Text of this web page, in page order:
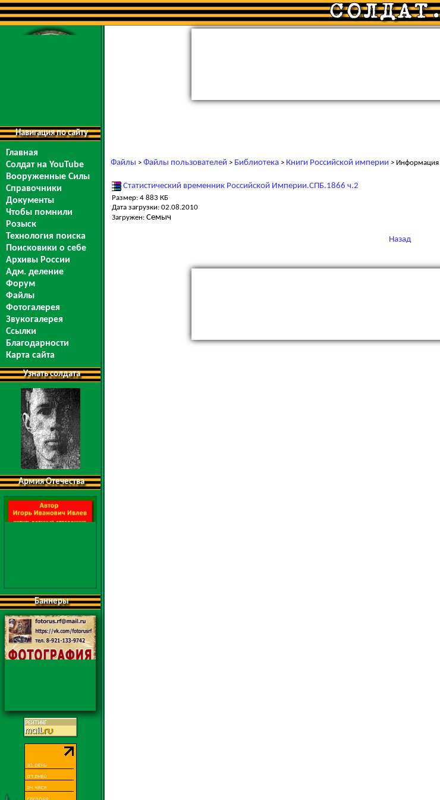
Навигация по сайту
Главная
Солдат на YouTube
Вооруженные Силы
Справочники
Документы
Чтобы помнили
Розыск
Технология поиска
Поисковики о себе
Архивы России
Адм. деление
Форум
Файлы
Фотогалерея
Звукогалерея
Ссылки
Благодарности
Карта сайта
Узнать солдата
Армия Отечества
Баннеры
Файлы > Файлы пользователей > Библиотека > Книги Российской империи > Информация
Статистический временник Российской Империи.СПБ.1866 ч.2
Размер: 4 883 КБ
Дата загрузки: 02.08.2010
Загружен: Семыч
Назад